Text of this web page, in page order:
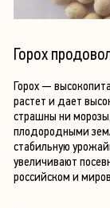
Горох
Горох —
растет и дает
страшны ни
плодородными
стабильную
увеличивают
российском и